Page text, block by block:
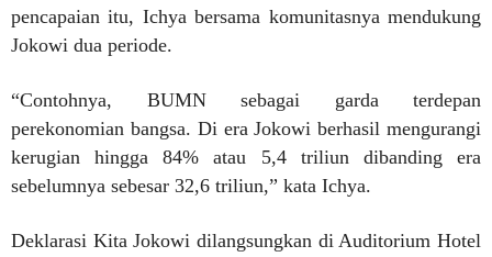
pencapaian itu, Ichya bersama komunitasnya mendukung
Jokowi dua periode.
“Contohnya, BUMN sebagai garda terdepan
perekonomian bangsa. Di era Jokowi berhasil mengurangi
kerugian hingga 84% atau 5,4 triliun dibanding era
sebelumnya sebesar 32,6 triliun,” kata Ichya.
Deklarasi Kita Jokowi dilangsungkan di Auditorium Hotel